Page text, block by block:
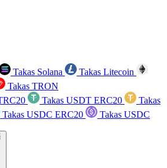
Takas Solana
Takas Litecoin
Takas TRON
Takas USDT ERC20
Takas
Takas USDC ERC20
Takas USDC